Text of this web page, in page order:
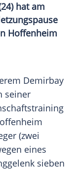
hat am
Hoffenheim
Demirbay
seiner
(zwei
eines
sieben